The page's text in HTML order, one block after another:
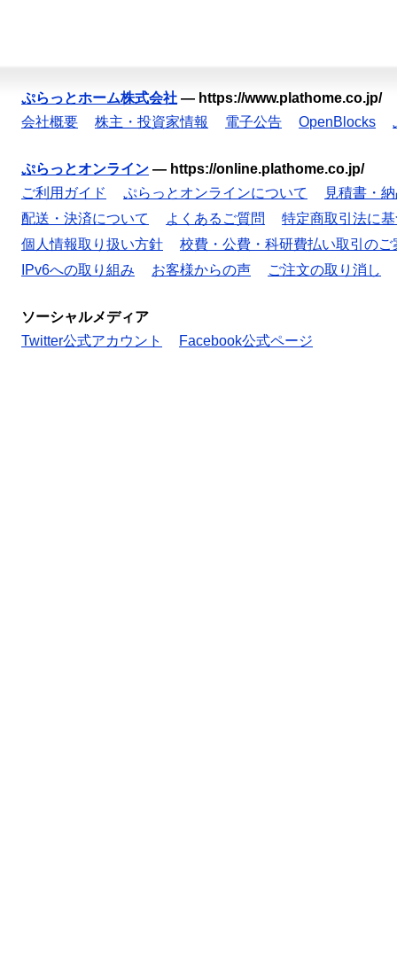
ぷらっとホーム株式会社 — https://www.plathome.co.jp/
会社概要
株主・投資家情報 電子公告 OpenBlocks
ぷらっとオンライン — https://online.plathome.co.jp/
ご利用ガイド
ぷらっとオンラインについて
見積書・
配送・決済について
よくあるご質問
特定商取引法に
個人情報取り扱い方針
校費・公費・科研費払い取引のご
IPv6への取り組み
お客様からの声 ご注文の取り消し
ソーシャルメディア
Twitter公式アカウント
Facebook公式ページ